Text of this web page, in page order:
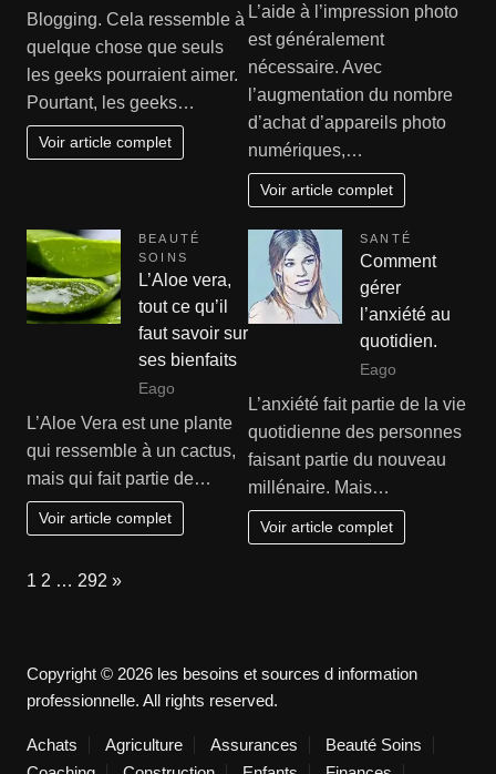
Blogging. Cela ressemble à
quelque chose que seuls
les geeks pourraient aimer.
Pourtant, les geeks…
Voir article complet
L’aide à l’impression photo
est généralement
nécessaire. Avec
l’augmentation du nombre
d’achat d’appareils photo
numériques,…
Voir article complet
BEAUTÉ
SOINS
L’Aloe vera,
tout ce qu’il
faut savoir sur
ses bienfaits
Eago
L’Aloe Vera est une plante
qui ressemble à un cactus,
mais qui fait partie de…
Voir article complet
SANTÉ
Comment
gérer
l’anxiété au
quotidien.
Eago
L’anxiété fait partie de la vie
quotidienne des personnes
faisant partie du nouveau
millénaire. Mais…
Voir article complet
Page:
1 2 … 292 Next
»
Copyright © 2026 les besoins et sources d information
professionnelle. All rights reserved.
Achats Agriculture Assurances
Beauté Soins